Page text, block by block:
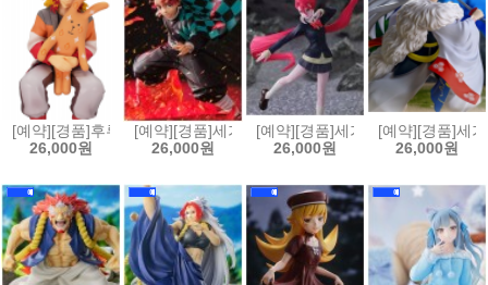
[예약][경품]후류 누들스토퍼 귀멸의칼날 렌고쿠 쿄쥬로 크래프트홀릭
26,000원
[예약][경품]세가 FIGURIZMα 귀멸의칼날 카마도 탄
26,000원
[예약][경품]세가 Luminasta 단다
26,000원
[예약][경품]세
26,000원